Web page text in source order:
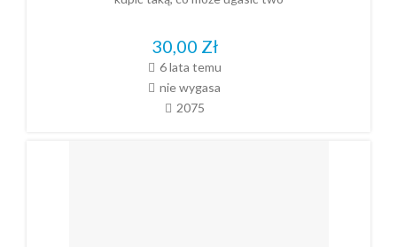
30,00 Zł
6 lata temu
nie wygasa
2075